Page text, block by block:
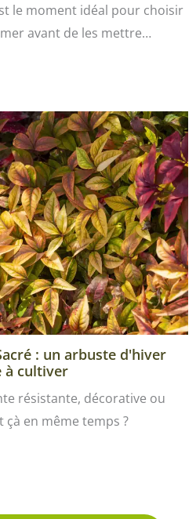
le moment idéal pour choisir
avant de les mettre…
: un arbuste d'hiver
à cultiver
résistante, décorative ou
en même temps ?